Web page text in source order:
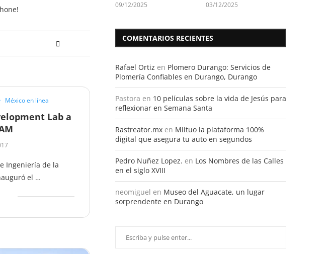
México en línea
Lab a
Ingeniería de la
el …
09/12/2025 03/12/2025
COMENTARIOS RECIENTES
Rafael Ortiz en Plomero Durango: Servicios de
Plomería Confiables en Durango, Durango
Pastora en 10 películas sobre la vida de Jesús para
reflexionar en Semana Santa
Rastreator.mx en Miituo la plataforma 100%
digital que asegura tu auto en segundos
Pedro Nuñez Lopez. en Los Nombres de las Calles
en el siglo XVIII
neomiguel en Museo del Aguacate, un lugar
sorprendente en Durango